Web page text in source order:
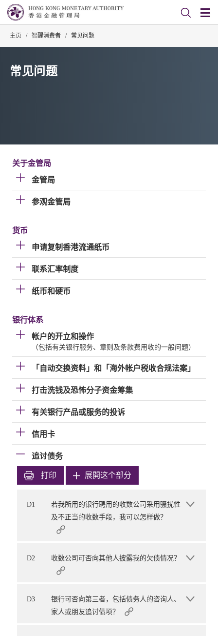
主页 / 智醒消费者 / 常见问题
常见问题
关于金管局
金管局
参观金管局
货币
申请复制香港流通纸币
联系汇率制度
纸币和硬币
银行体系
帐户的开立和操作
（包括有关银行服务、章则及条款费用收的一般问题）
「自动交换资料」和「海外帐户税收合规法案」
打击洗钱及恐怖分子资金筹集
有关银行产品或服务的投诉
信用卡
追讨债务
打印 展開这个部分
D1
若我所用的银行聘用的收数公司采用骚扰性
及不正当的收数手段，我可以怎样做？
D2 收数公司可否向其他人披露我的欠债情况？
D3
银行可否向第三者，包括债务人的咨询人、
家人或朋友追讨债项？